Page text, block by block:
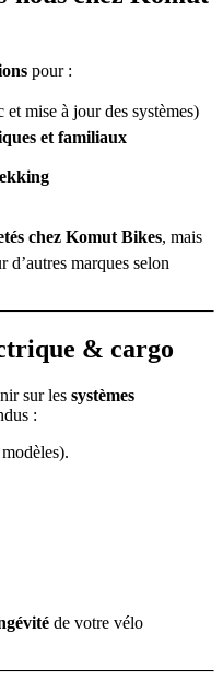
pour :
et mise à jour des systèmes)
et familiaux
chez Komut Bikes, mais
marques selon
& cargo
sur les systèmes
:
de votre vélo